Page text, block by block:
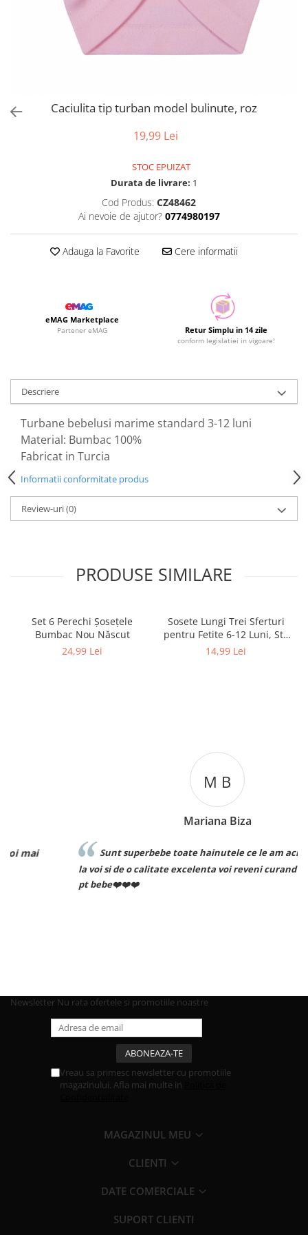
Caciulita tip turban model bulinute, roz
19,99 Lei
STOC EPUIZAT
Durata de livrare: 1
Cod Produs: CZ48462
Ai nevoie de ajutor? 0774980197
Adauga la Favorite Cere informatii
eMAG Marketplace
Partener eMAG Retur Simplu in 14 zile
conform legislatiei in vigoare!
Descriere
Turbane bebelusi marime standard 3-12 luni
Material: Bumbac 100%
Fabricat in Turcia
Informatii conformitate produs
Review-uri(0)
PRODUSE SIMILARE
Set 6 Perechi Şosețele
Bumbac Nou Născut
24,99 Lei
Sosete Lungi Trei Sferturi
pentru Fetite 6-12 Luni, Stil
Dres Dantelat, cu Fundita
14,99 Lei
Mariana Biza
Sunt superbebe toate hainutele ce le am achizitionat de
la voi si de o calitate excelenta voi reveni curand pt comenzi
pt bebe❤️❤️❤️
Newsletter Nu rata ofertele si promotiile noastre
Vreau sa primesc newsletter cu promotiile
magazinului. Afla mai multe in
MAGAZINUL MEU
CLIENTI
DATE COMERCIALE
SUPORT CLIENTI